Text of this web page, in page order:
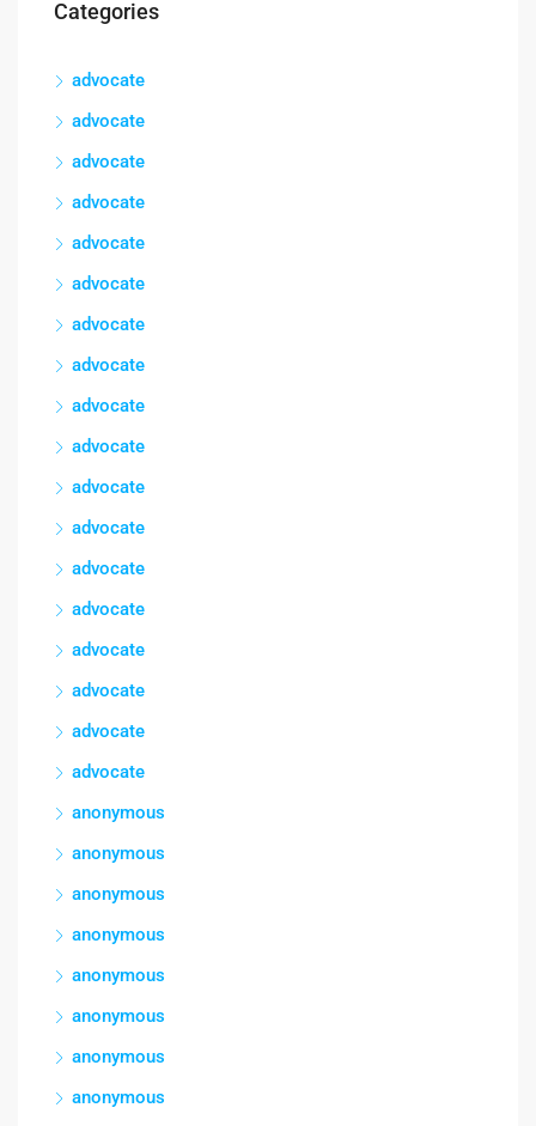
Categories
advocate
advocate
advocate
advocate
advocate
advocate
advocate
advocate
advocate
advocate
advocate
advocate
advocate
advocate
advocate
advocate
advocate
advocate
anonymous
anonymous
anonymous
anonymous
anonymous
anonymous
anonymous
anonymous